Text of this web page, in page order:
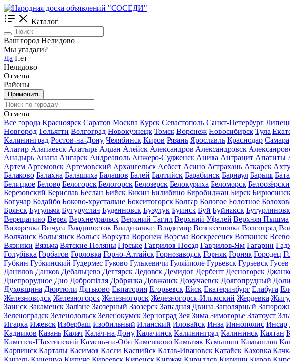
Каталог
Ваш город Нелидово
Мы угадали?
Да Нет
Нелидово
Отмена
Районы
Применить
Отмена
Все города Красноярск Саратов Москва Курск Севастополь Санкт-Петербург
Новгород Тольятти Волгоград Новокузнецк Томск Воронеж Новосибирск Тула
Калининград Ростов-на-Дону Челябинск Киров Рязань Ярославль Краснодар Самара
Алагир Алапаевск Алатырь Алдан Алейск Александров Александровск
Анадырь Анапа Ангарск Андреаполь Анжеро-Судженск Анива Антрацит Апатиты
Артем Артемовск Артемовский Архангельск Асбест Асино Астрахань Аткарск
Балаково Балахна Балашиха Балашов Балей Балтийск Барабинск Барнаул Барыш
Белицкое Белово Белогорск Белогорск Белозерск Белокуриха Беломорск
Березовский Берислав Беслан Бийск Бикин Билибино Биробиджан Бирск Бирюсинск
Богучар Бодайбо Боково-хрустальне Бокситогорск Болгар Бологое Болотное
Брянск Бугульма Бугуруслан Буденновск Бузулук Буинск Буй Буйнакск
Верещагино Верея Верхнеуральск Верхний Тагил Верхний Уфалей Верхняя Пышма
Вихоревка Вичуга Владивосток Владикавказ Владимир Вознесеновка Волгоград
Волчанск Вольнянск Вольск Воркута Воронеж Ворсма Воскресенск Воткинск
Вязники Вязьма Вятские Поляны Гірське Гаврилов Посад Гаврилов-Ям Гагарин
Голубівка Горбатов Горловка Горно-Алтайск Горнозаводск Горняк Горняк Городец
Губкин Губкинский Гудермес Гуково Гулькевичи Гуляйполе Гурьевск Гурьевск Гусев
Данилов Данков Дебальцево Дегтярск Дедовск Демидов Дербент Десногорск
Днепрорудное Дно Добропілля Добрянка Довжанск Докучаевск Долгопрудный
Духовщина Дюртюли Дятьково Евпатория Егорьевск Ейск Екатеринбург Елабуга
Железноводск Железногорск Железногорск Железногорск-Илимский Жердевка
Заинск Закаменск Залізне Заозерный Заозерск Западная Двина Заполярный
Зеленоградск Зеленодольск Зеленокумск Зерноград Зея Зима Зимогорье Златоуст
Игарка Ижевск Избербаш Изобильный Иланский Иловайск Инза Иннополис Инсар
Кадников Казань Калач Калач-на-Дону Калачинск Калининград Калининск Калтан
Каменск-Шахтинский Камень-на-Оби Камешково Камызяк Камышин Камышлов
Карпинск Карталы Касимов Касли Каспийск Катав-Ивановск Катайск Каховка
Кинель Кинешма Кипуче Киреевск Киренск Киржач Кириллов Кириши Киров